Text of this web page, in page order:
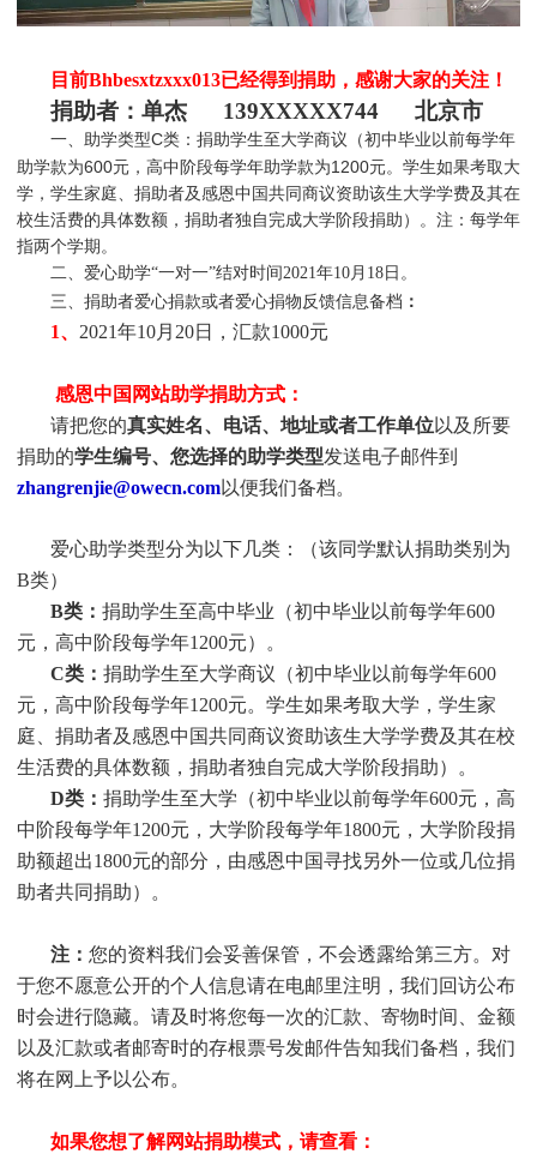
目前Bhbesxtzxxx013已经得到捐助，感谢大家的关注！
捐助者： 单杰 139XXXXX744 北京市
一、助学类型C类：捐助学生至大学商议（初中毕业以前每学年
助学款为600元，高中阶段每学年助学款为1200元。学生如果考取大
学，学生家庭、捐助者及感恩中国共同商议资助该生大学学费及其在
校生活费的具体数额，捐助者独自完成大学阶段捐助）。注：每学年
指两个学期。
二、爱心助学“一对一”结对时间2021年10月18日。
三、捐助者爱心捐款或者爱心捐物反馈信息备档 ：
1、 2021年10月20日，汇款1000元
感恩中国网站助学捐助方式：
请把您的真实姓名、电话、地址或者工作单位以及所要
捐助的学生编号、您选择的助学类型发送电子邮件到
zhangrenjie@owecn.com以便我们备档。
爱心助学类型分为以下几类：（该同学默认捐助类别为
B类）
B类： 捐助学生至高中毕业（初中毕业以前每学年600
元，高中阶段每学年1200元）。
C类： 捐助学生至大学商议（初中毕业以前每学年600
元，高中阶段每学年1200元。 学生如果考取大学， 学生家
庭、捐助者及感恩中国共同商议资助该生大学学费及其在校
生活费的具体数额，捐助者独自完成大学阶段捐助）。
D类： 捐助学生至大学（初中毕业以前每学年600元，高
中阶段每学年1200元，大学阶段每学年1800元，大学阶段捐
助额超出1800元的部分，由感恩中国寻找另外一位或几位捐
助者共同捐助）。
注： 您的资料我们会妥善保管，不会透露给第三方。对
于您不愿意公开的个人信息请在电邮里注明，我们回访公布
时会进行隐藏。请及时将您每一次的汇款、寄物时间、金额
以及汇款或者邮寄时的存根票号发邮件告知我们备档，我们
将在网上予以公布。
如果您想了解网站捐助模式，请查看：